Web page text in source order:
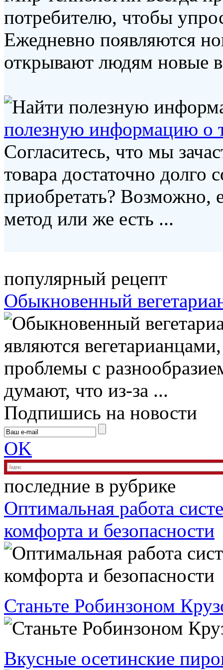
потребителю, чтобы
Ежедневно появляются
открывают людям новые
полезную информацию о
Согласитесь, что мы
товара достаточно долго
приобретать? Возможно,
метод или же есть ...
популярный рецепт
Обыкновенный
являются
проблемы с
думают, что из-за ...
Подпишись на новости
OK
последние в рубрике
Оптимальная работа
комфорта и безопасности
Станьте Робинзоном
Вкусные осетинские